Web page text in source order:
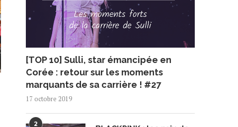
[TOP 10] Sulli, star émancipée en
Corée : retour sur les moments
marquants de sa carrière ! #27
17 octobre 2019
2